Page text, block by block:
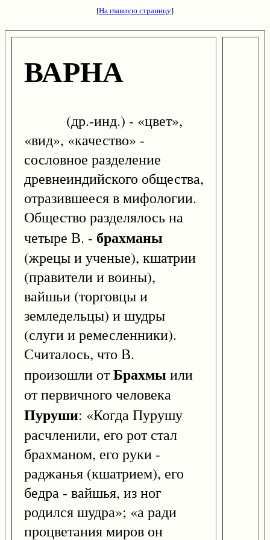
[На главную страницу]
ВАРНА
(др.-инд.) - «цвет»,
«вид», «качество» -
сословное разделение
древнеиндийского общества,
отразившееся в мифологии.
Общество разделялось на
четыре В. - брахманы
(жрецы и ученые), кшатрии
(правители и воины),
вайшьи (торговцы и
земледельцы) и шудры
(слуги и ремесленники).
Считалось, что В.
произошли отБрахмы или
от первичного человека
Пуруши: «Когда Пурушу
расчленили, его рот стал
брахманом, его руки -
раджанья (кшатрием), его
бедра - вайшья, из ног
родился шудра»; «а ради
процветания миров он